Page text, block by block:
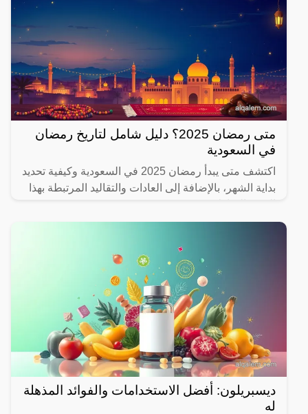
متى رمضان 2025؟ دليل شامل لتاريخ رمضان
في السعودية
اكتشف متى يبدأ رمضان 2025 في السعودية وكيفية تحديد
بداية الشهر، بالإضافة إلى العادات والتقاليد المرتبطة بهذا
ديسبريلون: أفضل الاستخدامات والفوائد المذهلة
له